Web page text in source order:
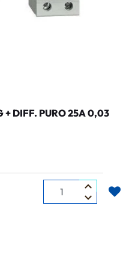
+ DIFF. PURO 25A 0,03